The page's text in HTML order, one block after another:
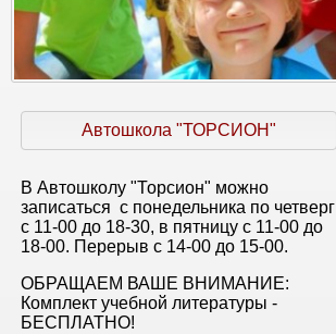
Автошкола "ТОРСИОН"
В Автошколу "Торсион" можно
записаться с понедельника по четверг
с 11-00 до 18-30, в пятницу с 11-00 до
18-00. Перерыв с 14-00 до 15-00.
ОБРАЩАЕМ ВАШЕ ВНИМАНИЕ:
Комплект учебной литературы -
БЕСПЛАТНО!